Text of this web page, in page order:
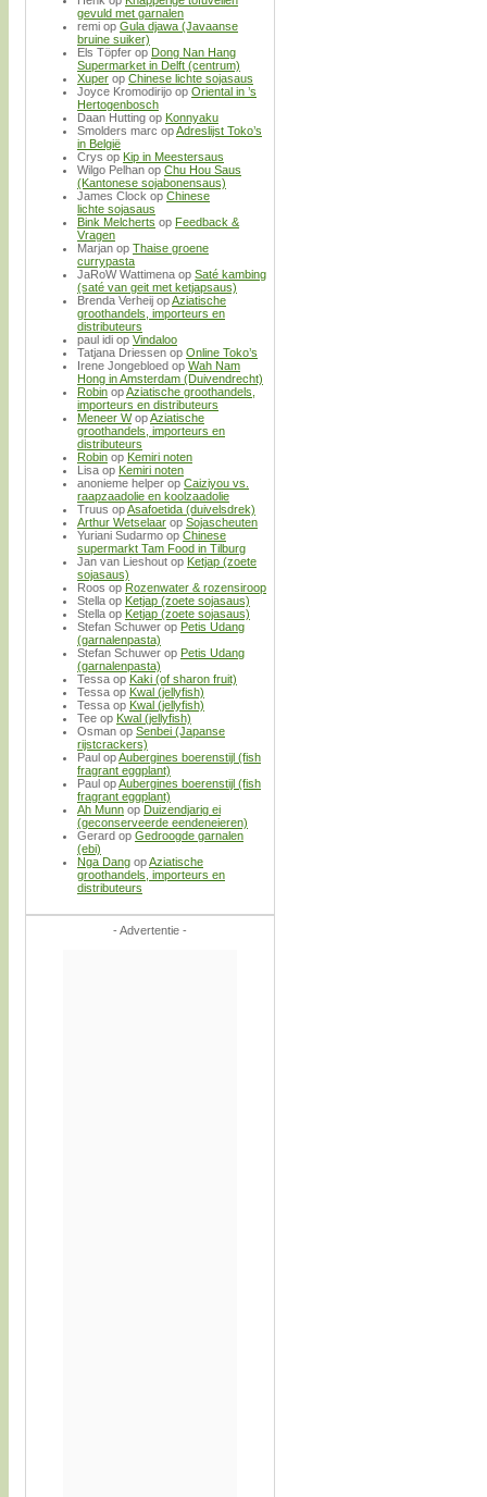
gevuld met garnalen
remi op Gula djawa (Javaanse
bruine suiker)
Els Töpfer op Dong Nan Hang
Supermarket in Delft (centrum)
Xuper op Chinese lichte sojasaus
Joyce Kromodirijo op Oriental in ’s
Hertogenbosch
Daan Hutting op Konnyaku
Smolders marc opAdreslijst Toko’s
in België
Crys op Kip in Meestersaus
Wilgo Pelhan op Chu Hou Saus
(Kantonese sojabonensaus)
James Clock op Chinese
lichte sojasaus
Bink Melcherts op Feedback &
Vragen
Marjan op Thaise groene
currypasta
JaRoW Wattimena op Saté kambing
(saté van geit met ketjapsaus)
Brenda Verheij opAziatische
groothandels, importeurs en
distributeurs
paul idi op Vindaloo
Tatjana Driessen op Online Toko’s
Irene Jongebloed op Wah Nam
Hong in Amsterdam (Duivendrecht)
Robin opAziatische groothandels,
importeurs en distributeurs
Meneer WopAziatische
groothandels, importeurs en
distributeurs
Robin op Kemiri noten
Lisa op Kemiri noten
anonieme helper op Caiziyou vs.
raapzaadolie en koolzaadolie
Truus opAsafoetida (duivelsdrek)
Arthur Wetselaar op Sojascheuten
Yuriani Sudarmo op Chinese
supermarkt Tam Food in Tilburg
Jan van Lieshout op Ketjap (zoete
sojasaus)
Roos op Rozenwater & rozensiroop
Stella op Ketjap (zoete sojasaus)
Stella op Ketjap (zoete sojasaus)
Stefan Schuwer op Petis Udang
(garnalenpasta)
Stefan Schuwer op Petis Udang
(garnalenpasta)
Tessa op Kaki (of sharon fruit)
Tessa op Kwal (jellyfish)
Tessa op Kwal (jellyfish)
Tee op Kwal (jellyfish)
Osman op Senbei (Japanse
rijstcrackers)
Paul opAubergines boerenstijl (fish
fragrant eggplant)
Paul opAubergines boerenstijl (fish
fragrant eggplant)
Ah Munn op Duizendjarig ei
(geconserveerde eendeneieren)
Gerard op Gedroogde garnalen
(ebi)
Nga Dang opAziatische
groothandels, importeurs en
distributeurs
- Advertentie -